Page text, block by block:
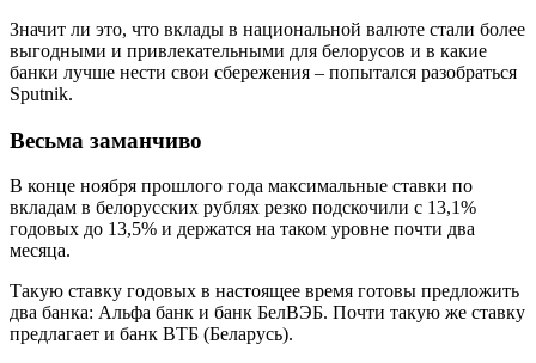
Значит ли это, что вклады в национальной валюте стали более
выгодными и привлекательными для белорусов и в какие
банки лучше нести свои сбережения – попытался разобраться
Sputnik.
Весьма заманчиво
В конце ноября прошлого года максимальные ставки по
вкладам в белорусских рублях резко подскочили с 13,1%
годовых до 13,5% и держатся на таком уровне почти два
месяца.
Такую ставку годовых в настоящее время готовы предложить
два банка: Альфа банк и банк БелВЭБ. Почти такую же ставку
предлагает и банк ВТБ (Беларусь).